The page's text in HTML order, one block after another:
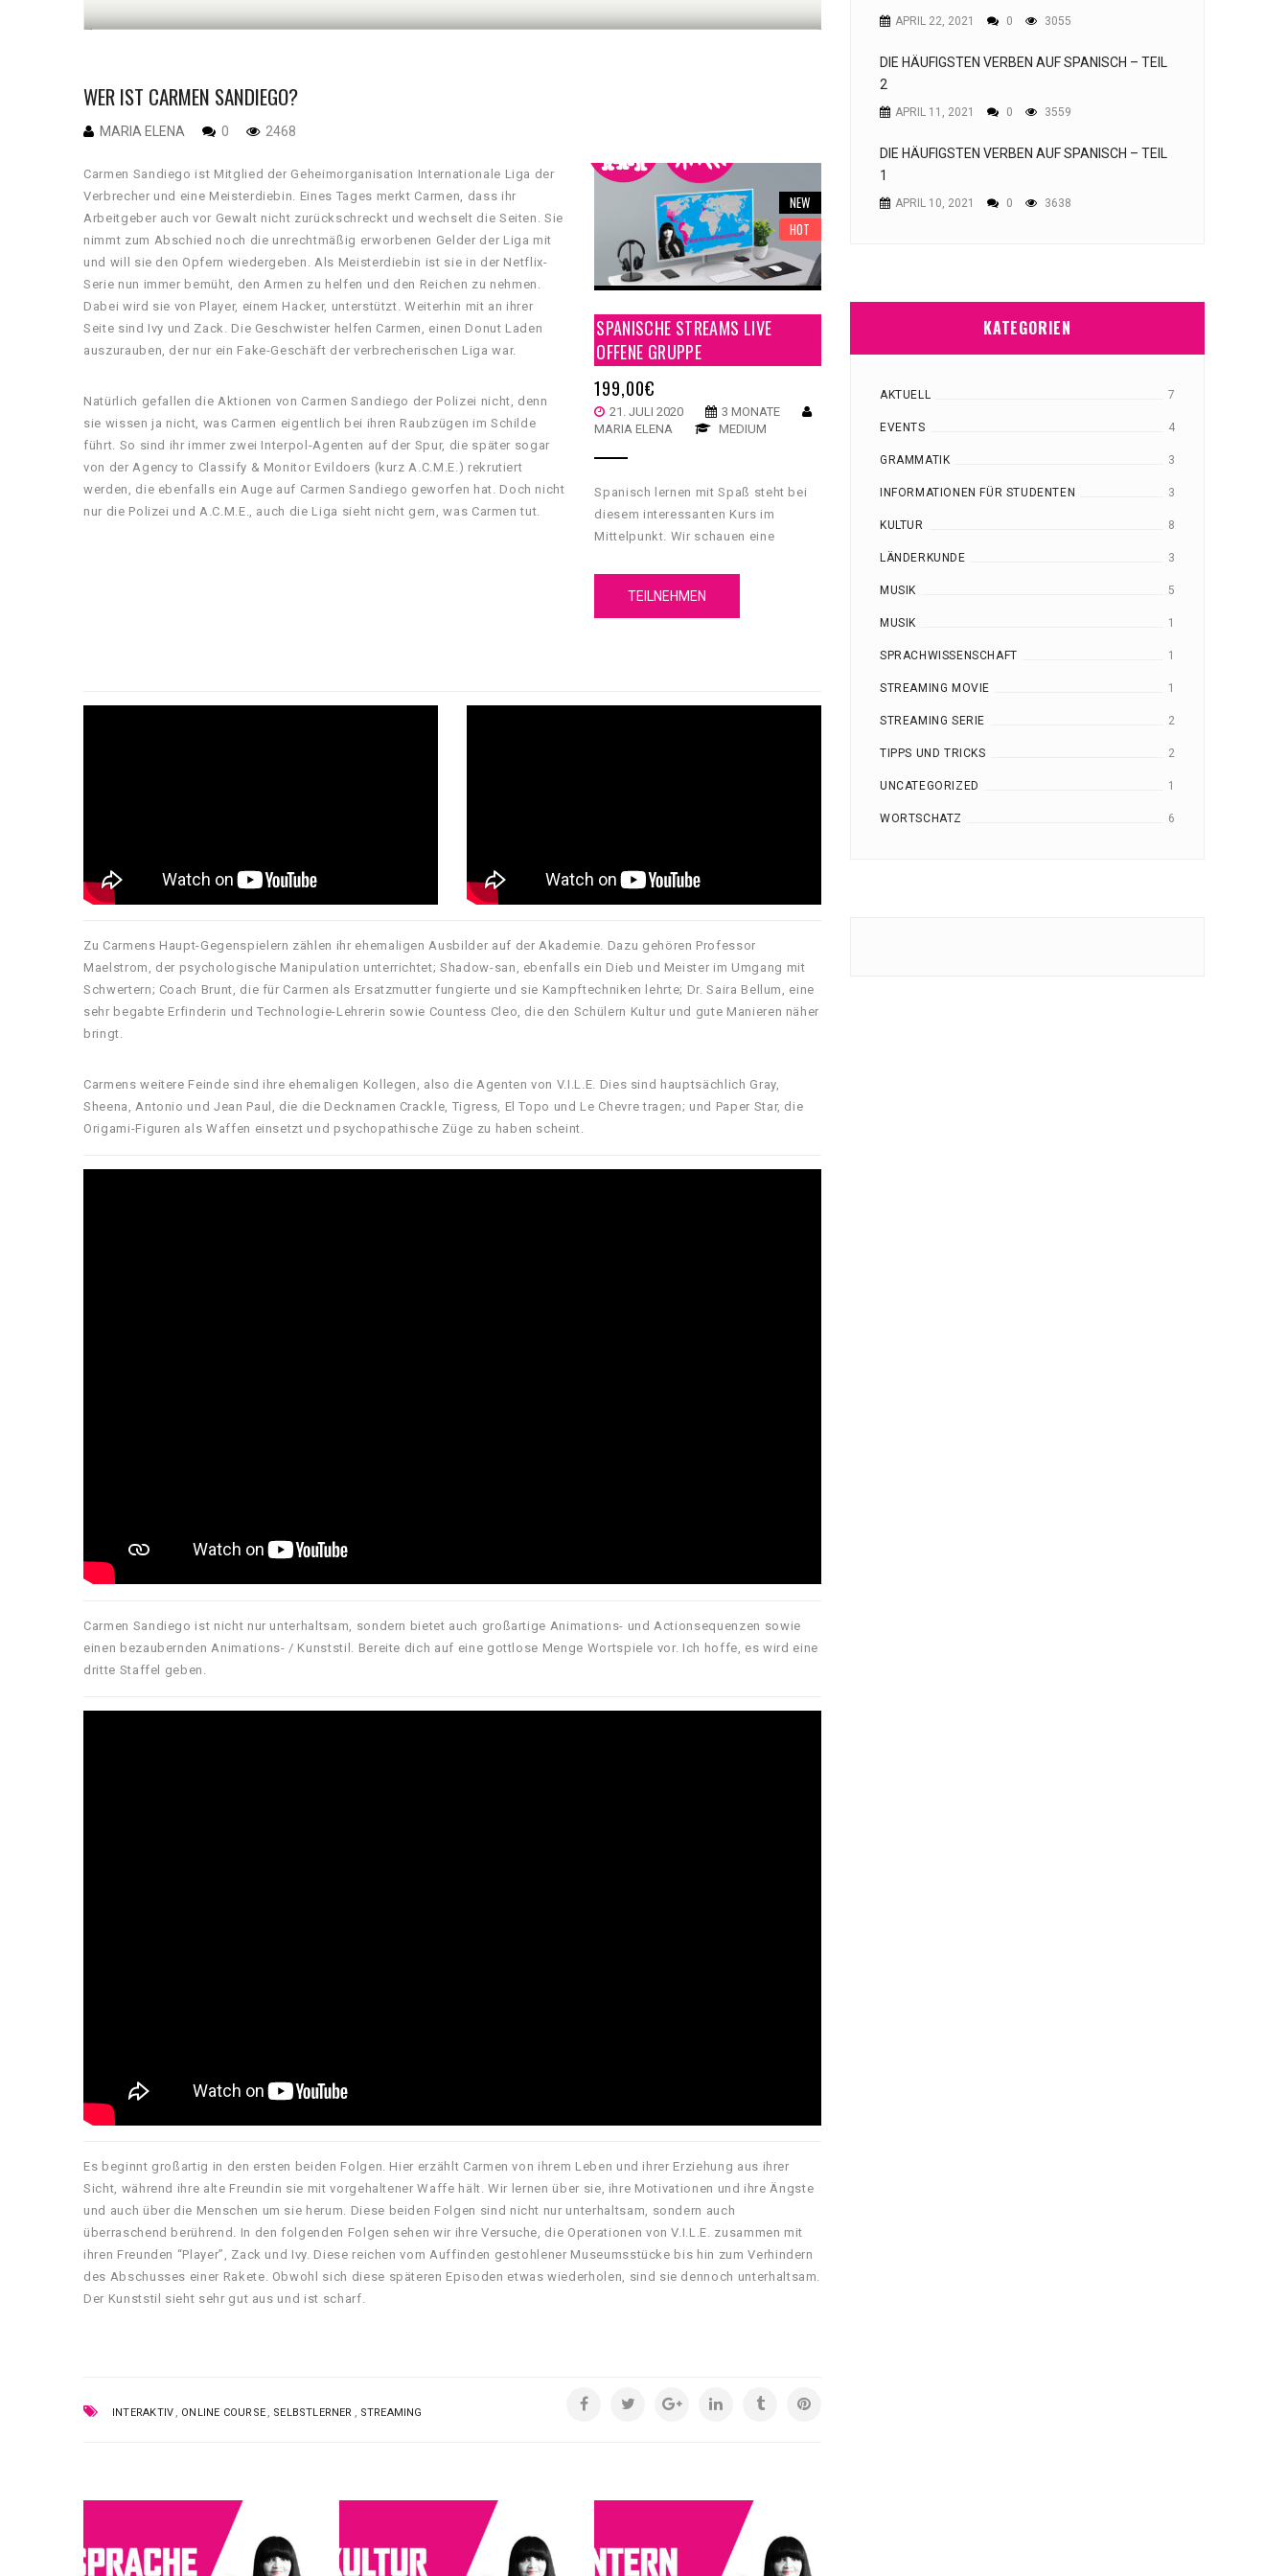
WER IST CARMEN SANDIEGO?
MARIA ELENA 0 2468
Carmen Sandiego ist Mitglied der Geheimorganisation Internationale Liga der
Verbrecher und eine Meisterdiebin. Eines Tages merkt Carmen, dass ihr
Arbeitgeber auch vor Gewalt nicht zurückschreckt und wechselt die Seiten. Sie
nimmt zum Abschied noch die unrechtmäßig erworbenen Gelder der Liga mit
und will sie den Opfern wiedergeben. Als Meisterdiebin ist sie in der Netflix-
Serie nun immer bemüht, den Armen zu helfen und den Reichen zu nehmen.
Dabei wird sie von Player, einem Hacker, unterstützt. Weiterhin mit an ihrer
Seite sind Ivy und Zack. Die Geschwister helfen Carmen, einen Donut Laden
auszurauben, der nur ein Fake-Geschäft der verbrecherischen Liga war.
Natürlich gefallen die Aktionen von Carmen Sandiego der Polizei nicht, denn
sie wissen ja nicht, was Carmen eigentlich bei ihren Raubzügen im Schilde
führt. So sind ihr immer zwei Interpol-Agenten auf der Spur, die später sogar
von der Agency to Classify & Monitor Evildoers (kurz A.C.M.E.) rekrutiert
werden, die ebenfalls ein Auge auf Carmen Sandiego geworfen hat. Doch nicht
nur die Polizei und A.C.M.E., auch die Liga sieht nicht gern, was Carmen tut.
NEW
HOT
SPANISCHE STREAMS LIVE
OFFENE GRUPPE
199,00€
21. JULI 2020
3 MONATE
MARIA ELENA
MEDIUM
Spanisch lernen mit Spaß steht bei
diesem interessanten Kurs im
Mittelpunkt. Wir schauen eine
TEILNEHMEN
Zu Carmens Haupt-Gegenspielern zählen ihr ehemaligen Ausbilder auf der Akademie. Dazu gehören Professor
Maelstrom, der psychologische Manipulation unterrichtet; Shadow-san, ebenfalls ein Dieb und Meister im Umgang mit
Schwertern; Coach Brunt, die für Carmen als Ersatzmutter fungierte und sie Kampftechniken lehrte; Dr. Saira Bellum, eine
sehr begabte Erfinderin und Technologie-Lehrerin sowie Countess Cleo, die den Schülern Kultur und gute Manieren näher
bringt.
Carmens weitere Feinde sind ihre ehemaligen Kollegen, also die Agenten von V.I.L.E. Dies sind hauptsächlich Gray,
Sheena, Antonio und Jean Paul, die die Decknamen Crackle, Tigress, El Topo und Le Chevre tragen; und Paper Star, die
Origami-Figuren als Waffen einsetzt und psychopathische Züge zu haben scheint.
Carmen Sandiego ist nicht nur unterhaltsam, sondern bietet auch großartige Animations- und Actionsequenzen sowie
einen bezaubernden Animations- / Kunststil. Bereite dich auf eine gottlose Menge Wortspiele vor. Ich hoffe, es wird eine
dritte Staffel geben.
Es beginnt großartig in den ersten beiden Folgen. Hier erzählt Carmen von ihrem Leben und ihrer Erziehung aus ihrer
Sicht, während ihre alte Freundin sie mit vorgehaltener Waffe hält. Wir lernen über sie, ihre Motivationen und ihre Ängste
und auch über die Menschen um sie herum. Diese beiden Folgen sind nicht nur unterhaltsam, sondern auch
überraschend berührend. In den folgenden Folgen sehen wir ihre Versuche, die Operationen von V.I.L.E. zusammen mit
ihren Freunden “Player”, Zack und Ivy. Diese reichen vom Auffinden gestohlener Museumsstücke bis hin zum Verhindern
des Abschusses einer Rakete. Obwohl sich diese späteren Episoden etwas wiederholen, sind sie dennoch unterhaltsam.
Der Kunststil sieht sehr gut aus und ist scharf.
INTERAKTIV ONLINE COURSE SELBSTLERNER STREAMING
APRIL 22, 2021 0 3055
DIE HÄUFIGSTEN VERBEN AUF SPANISCH – TEIL
2
APRIL 11, 2021 0 3559
DIE HÄUFIGSTEN VERBEN AUF SPANISCH – TEIL
1
APRIL 10, 2021 0 3638
KATEGORIEN
AKTUELL 7
EVENTS 4
GRAMMATIK 3
INFORMATIONEN FÜR STUDENTEN 3
KULTUR 8
LÄNDERKUNDE 3
MUSIK 5
MUSIK 1
SPRACHWISSENSCHAFT 1
STREAMING MOVIE 1
STREAMING SERIE 2
TIPPS UND TRICKS 2
UNCATEGORIZED 1
WORTSCHATZ 6